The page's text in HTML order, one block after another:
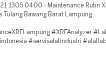
1305 0400 - Maintenance Rutin
Tulang Bawang Barat Lampung
#XRFAnalyzer
#servisalatindustri